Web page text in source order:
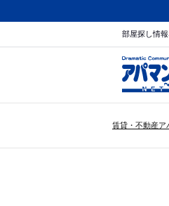
部屋探し情
賃貸・不動産ア